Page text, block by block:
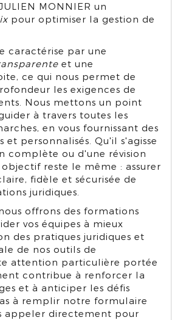
MONNIER un
pour optimiser la gestion de
caractérise par une
et une
ce qui nous permet de
les exigences de
Nous mettons un point
à travers toutes les
en vous fournissant des
et personnalisés. Qu'il s'agisse
complète ou d'une révision
reste le même : assurer
fidèle et sécurisée de
juridiques.
offrons des formations
vos équipes à mieux
des pratiques juridiques et
de nos outils de
attention particulière portée
contribue à renforcer la
et à anticiper les défis
à remplir notre formulaire
appeler directement pour